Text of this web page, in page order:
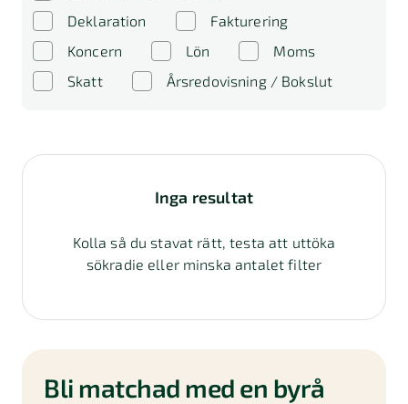
Deklaration
Fakturering
Koncern
Lön
Moms
Skatt
Årsredovisning / Bokslut
Inga resultat
Kolla så du stavat rätt, testa att uttöka
sökradie eller minska antalet filter
Bli matchad med en byrå